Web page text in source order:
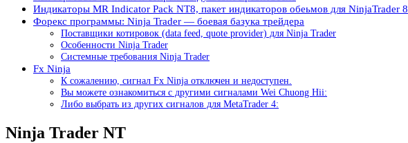
Индикаторы MR Indicator Pack NT8, пакет индикаторов обеьмов для NinjaTrader 8
Форекс программы: Ninja Trader — боевая базука трейдера
Поставщики котировок (data feed, quote provider) для Ninja Trader
Особенности Ninja Trader
Системные требования Ninja Trader
Fx Ninja
К сожалению, сигнал Fx Ninja отключен и недоступен.
Вы можете ознакомиться с другими сигналами Wei Chuong Hii:
Либо выбрать из других сигналов для MetaTrader 4:
Ninja Trader NT